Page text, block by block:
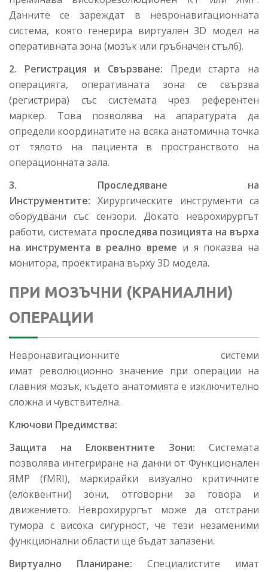
Данните се зареждат в невронавигационната
система, която генерира виртуален 3D модел на
оперативната зона (мозък или гръбначен стълб).
2. Регистрация и Свързване: Преди старта на
операцията, оперативната зона се свързва
(регистрира) със системата чрез референтен
маркер. Това позволява на апаратурата да
определи координатите на всяка анатомична точка
от тялото на пациента в пространството на
операционната зала.
3. Проследяване на
Инструментите: Хирургическите инструменти са
оборудвани със сензори. Докато неврохирургът
работи, системата проследява позицията на върха
на инструмента в реално време и я показва на
монитора, проектирана върху 3D модела.
ПРИ МОЗЪЧНИ (КРАНИАЛНИ)
ОПЕРАЦИИ
Невронавигационните системи
имат революционно значение при операции на
главния мозък, където анатомията е изключително
сложна и чувствителна.
Ключови Предимства:
Защита на Елоквентните Зони: Системата
позволява интегриране на данни от Функционален
ЯМР (fMRI), маркирайки визуално критичните
(елоквентни) зони, отговорни за говора и
движението. Неврохирургът може да отстрани
тумора с висока сигурност, че тези незаменими
функционални области ще бъдат запазени.
Виртуално Планиране: Специалистите имат